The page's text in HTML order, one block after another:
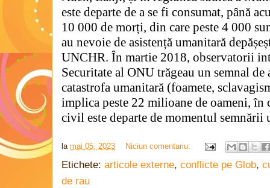
este departe de a se fi consumat, până
10 000 de morți, din care peste 4 000
au nevoie de asistență umanitară
UNCHR. În martie 2018, observatorii
Securitate al ONU trăgeau un semnal de
catastrofa umanitară (foamete,
implica peste 22 milioane de oameni,
civil este departe de momentul semnării
la mai 05, 2023 Niciun comentariu:
Etichete: articole externe, conflicte pe Glob,
de rau